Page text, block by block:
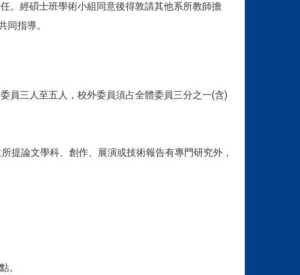
。經碩士班學術小組同意後得敦請其他系所教師擔
同指導。
員三人至五人，校外委員須占全體委員三分之一(含)
提論文學科、創作、展演或技術報告有專門研究外，
。